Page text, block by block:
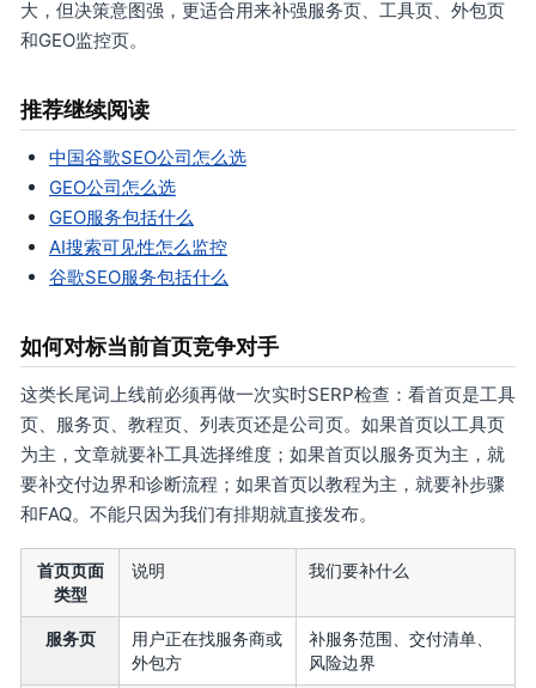
大，但决策意图强，更适合用来补强服务页、工具页、外包页
和GEO监控页。
推荐继续阅读
中国谷歌SEO公司怎么选
GEO公司怎么选
GEO服务包括什么
AI搜索可见性怎么监控
谷歌SEO服务包括什么
如何对标当前首页竞争对手
这类长尾词上线前必须再做一次实时SERP检查：看首页是工具
页、服务页、教程页、列表页还是公司页。如果首页以工具页
为主，文章就要补工具选择维度；如果首页以服务页为主，就
要补交付边界和诊断流程；如果首页以教程为主，就要补步骤
和FAQ。不能只因为我们有排期就直接发布。
首页页面
类型
说明 我们要补什么
服务页
用户正在找服务商或
外包方
补服务范围、交付清单、
风险边界